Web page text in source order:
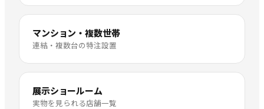
マンション・複数世帯
連結・複数台の特注設置
展示ショールーム
実物を見られる店舗一覧